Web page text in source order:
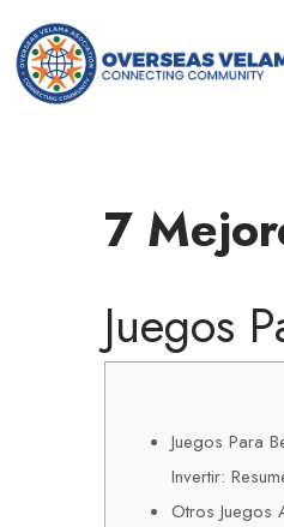
7
Juegos
Juegos Para
Invertir:
Otros Juegos